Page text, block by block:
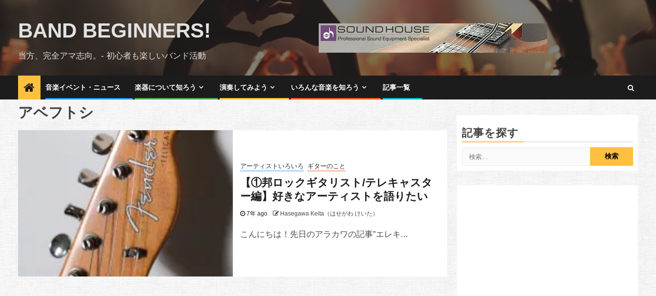
contentBAND BEGINNERS!
当方、完全アマ志向。- 初心者も楽しいバンド活動
音楽イベント・ニュース 楽器について知ろう 演奏してみよう いろんな音楽を知ろう 記事一覧
アベフトシ
アーティストいろいろ ギターのこと
【①邦ロックギタリスト/テレキャスタ
ー編】好きなアーティストを語りたい
7年 ago Hasegawa Keita（はせがわ けいた）
こんにちは！先日のアラカワの記事”エレキ...
記事を探す
索: